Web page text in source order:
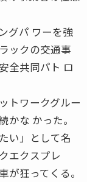
グパ ワーを強
ックの交通事
全共同パト ロ
トワークグルー
かな かった。
い」として名
エクスプレ
が狂ってくる。